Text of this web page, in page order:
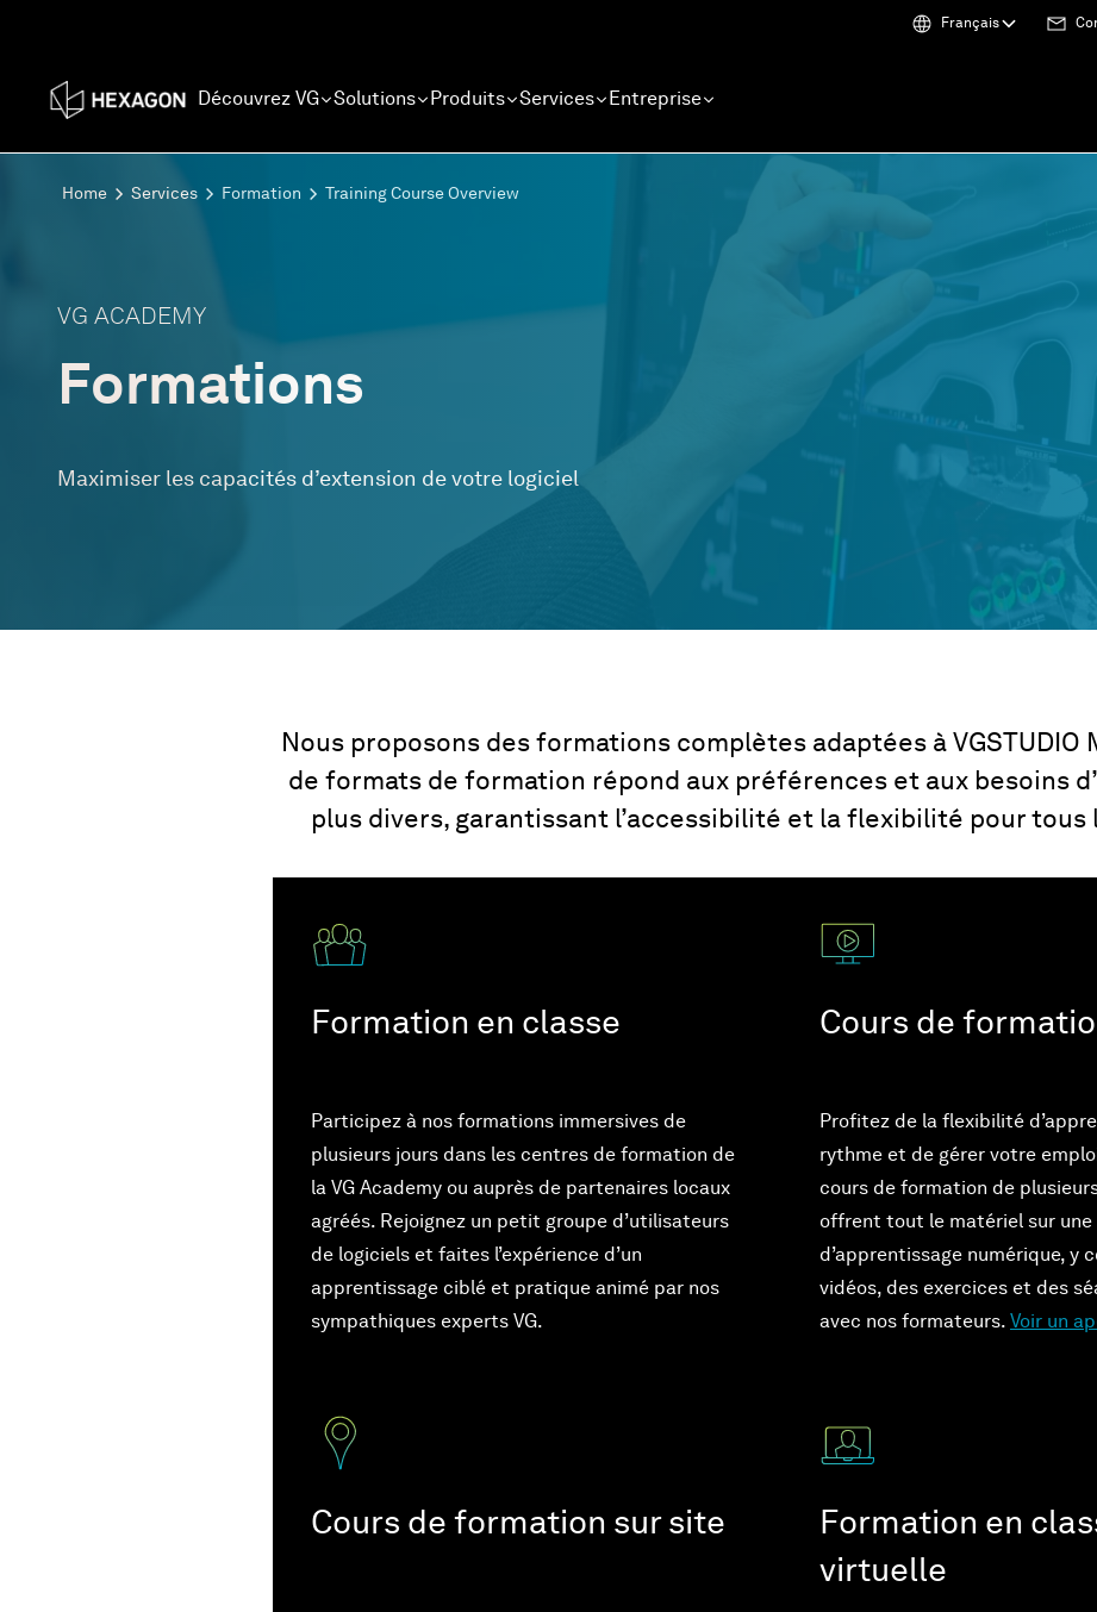
Français
Découvrez VG Solutions Produits Services Entreprise
Home Services Formation Training Course Overview
VG ACADEMY
Formations
Maximiser les capacités d’extension de votre logiciel
Nous proposons des formations complètes adaptées à VGSTUDIO
de formats de formation répond aux préférences et aux besoins
plus divers, garantissant l’accessibilité et la flexibilité pour
Formation en classe
Participez à nos formations immersives de
plusieurs jours dans les centres de formation de
la VG Academy ou auprès de partenaires locaux
agréés. Rejoignez un petit groupe d’utilisateurs
de logiciels et faites l’expérience d’un
apprentissage ciblé et pratique animé par nos
sympathiques experts VG.
Cours de
Profitez de la flexibilité
rythme et de gérer votre
cours de formation de
offrent tout le matériel sur
d’apprentissage numérique, y
vidéos, des exercices et des
avec nos formateurs. Voir un
Cours de formation sur site
Formation en
virtuelle